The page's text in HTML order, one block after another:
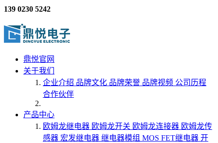
139 0230 5242
鼎悦官网
关于我们
企业介绍 品牌文化 品牌荣誉 品牌视频 公司历程
合作伙伴
产品中心
欧姆龙继电器 欧姆龙开关 欧姆龙连接器 欧姆龙传
感器 宏发继电器 继电器模组 MOS FET继电器 开